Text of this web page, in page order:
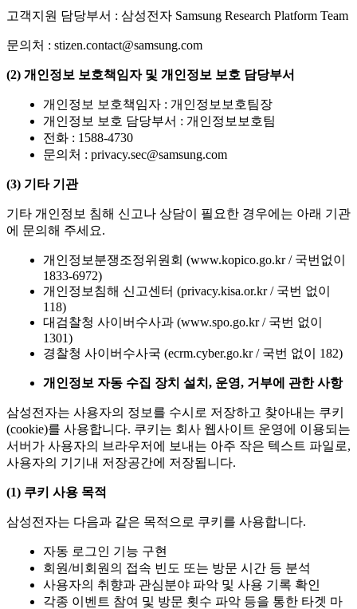
고객지원 담당부서 : 삼성전자 Samsung Research Platform Team
문의처 : stizen.contact@samsung.com
(2) 개인정보 보호책임자 및 개인정보 보호 담당부서
개인정보 보호책임자 : 개인정보보호팀장
개인정보 보호 담당부서 : 개인정보보호팀
전화 : 1588-4730
문의처 : privacy.sec@samsung.com
(3) 기타 기관
기타 개인정보 침해 신고나 상담이 필요한 경우에는 아래 기관
에 문의해 주세요.
개인정보분쟁조정위원회 (www.kopico.go.kr / 국번없이
1833-6972)
개인정보침해 신고센터 (privacy.kisa.or.kr / 국번 없이
118)
대검찰청 사이버수사과 (www.spo.go.kr / 국번 없이
1301)
경찰청 사이버수사국 (ecrm.cyber.go.kr / 국번 없이 182)
개인정보 자동 수집 장치 설치 , 운영, 거부에 관한 사항
삼성전자는 사용자의 정보를 수시로 저장하고 찾아내는 쿠키
(cookie)를 사용합니다. 쿠키는 회사 웹사이트 운영에 이용되는
서버가 사용자의 브라우저에 보내는 아주 작은 텍스트 파일로,
사용자의 기기내 저장공간에 저장됩니다.
(1) 쿠키 사용 목적
삼성전자는 다음과 같은 목적으로 쿠키를 사용합니다.
자동 로그인 기능 구현
회원/비회원의 접속 빈도 또는 방문 시간 등 분석
사용자의 취향과 관심분야 파악 및 사용 기록 확인
각종 이벤트 참여 및 방문 횟수 파악 등을 통한 타겟 마